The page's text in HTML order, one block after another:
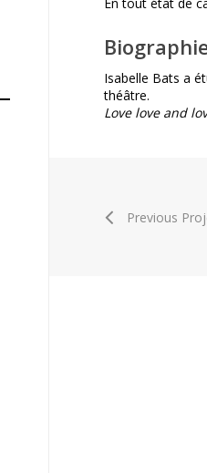
Isabelle Bats a
théâtre.
Love love and
Previous